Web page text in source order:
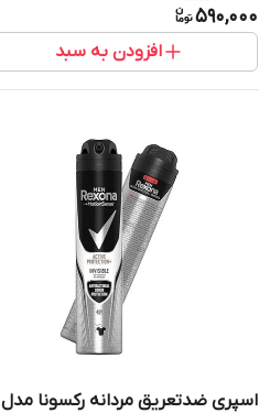
590,000
افزودن به سبد
اسپری ضدتعریق مردانه رکسونا مدل